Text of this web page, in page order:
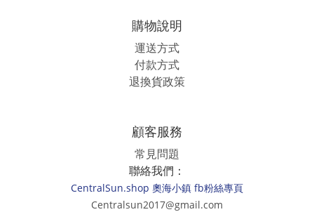
購物說明
運送方式
付款方式
退換貨政策
顧客服務
常見問題
聯絡我們：
CentralSun.shop 奧海小鎮 fb粉絲專頁
Centralsun2017@gmail.com